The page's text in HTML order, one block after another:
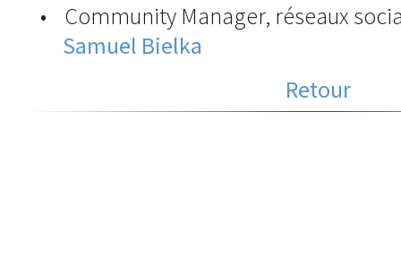
• Community Manager, réseaux
Samuel Bielka
Retour